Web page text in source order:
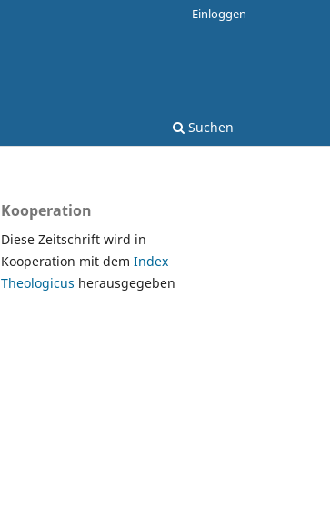
Suchen
Einloggen
Kooperation
Diese Zeitschrift wird in
Kooperation mit dem Index
Theologicus herausgegeben